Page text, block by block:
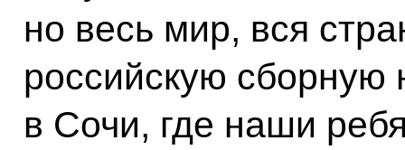
но весь мир, вся
российскую сборную
в Сочи, где наши